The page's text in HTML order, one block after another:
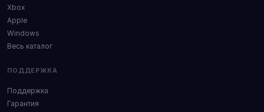
Xbox
Apple
Windows
Весь каталог
ПОДДЕРЖКА
Поддержка
Гарантия